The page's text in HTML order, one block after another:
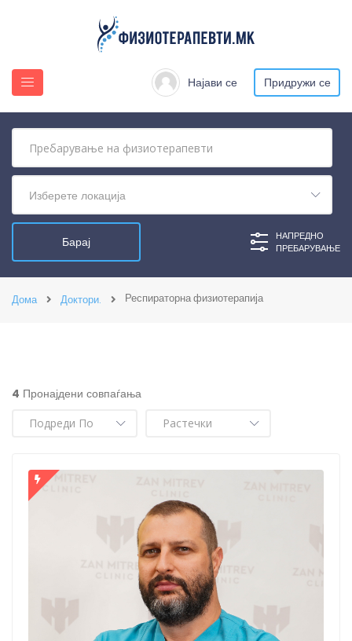
Најави се Придружи се
Изберете локација
НАПРЕДНО
ПРЕБАРУВАЊЕ
Дома Доктори. Респираторна физиотерапија
4 Пронајдени совпаѓања